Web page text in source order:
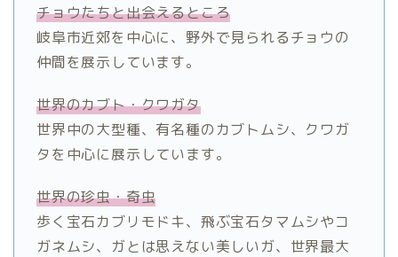
チョウたちと出会えるところ
岐阜市近郊を中心に、野外で見られるチョウの
仲間を展示しています。
世界のカブト・クワガタ
世界中の大型種、有名種のカブトムシ、クワガ
タを中心に展示しています。
世界の珍虫・奇虫
歩く宝石カブリモドキ、飛ぶ宝石タマムシやコ
ガネムシ、ガとは思えない美しいガ、世界最大